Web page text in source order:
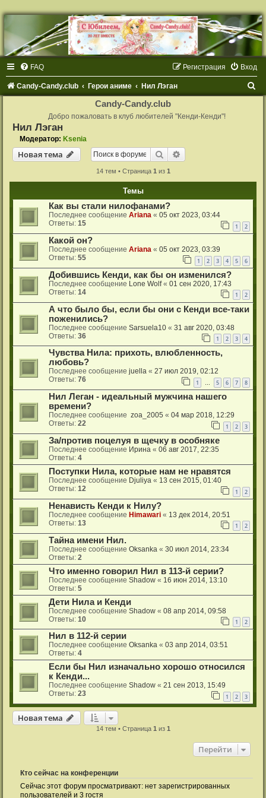
FAQ Вход
Регистрация
Candy-Candy.club Герои аниме Нил Лэган
Candy-Candy.club
Добро пожаловать в клуб любителей "Кенди-Кенди"!
Нил Лэган
Модератор: Ksenia
Новая тема Поиск
14 тем • Страница 1 из 1
Темы
Как вы стали нилофанами?
Последнее сообщение Ariana « 05 окт 2023, 03:44
Ответы: 15 1 2
Какой он?
Последнее сообщение Ariana « 05 окт 2023, 03:39
Ответы: 55 1 2 3 4 5 6
Добившись Кенди, как бы он изменился?
Последнее сообщение Lone Wolf« 01 сен 2020, 17:43
Ответы: 14 1 2
А что было бы, если бы они с Кенди все-таки
поженились?
Последнее сообщение Sarsuela10 « 31 авг 2020, 03:48
Ответы: 36 1 2 3 4
Чувства Нила: прихоть, влюбленность,
любовь?
Последнее сообщение juella « 27 июл 2019, 02:12
Ответы: 76 1 … 5 6 7 8
Нил Леган - идеальный мужчина нашего
времени?
Последнее сообщение zoa_2005 « 04 мар 2018, 12:29
Ответы: 22 1 2 3
За/против поцелуя в щечку в особняке
Последнее сообщение Ирина « 06 авг 2017, 22:35
Ответы: 4
Поступки Нила, которые нам не нравятся
Последнее сообщение Djuliya « 13 сен 2015, 01:40
Ответы: 12 1 2
Ненависть Кенди к Нилу?
Последнее сообщение Himawari « 13 дек 2014, 20:51
Ответы: 13 1 2
Тайна имени Нил.
Последнее сообщение Oksanka « 30 июл 2014, 23:34
Ответы: 2
Что именно говорил Нил в 113-й серии?
Последнее сообщение Shadow « 16 июн 2014, 13:10
Ответы: 5
Дети Нила и Кенди
Последнее сообщение Shadow « 08 апр 2014, 09:58
Ответы: 10 1 2
Нил в 112-й серии
Последнее сообщение Oksanka « 03 апр 2014, 03:51
Ответы: 4
Если бы Нил изначально хорошо относился
к Кенди...
Последнее сообщение Shadow « 21 сен 2013, 15:49
Ответы: 23 1 2 3
Новая тема
14 тем • Страница 1 из 1
Перейти
Кто сейчас на конференции
Сейчас этот форум просматривают: нет зарегистрированных
пользователей и 3 гостя